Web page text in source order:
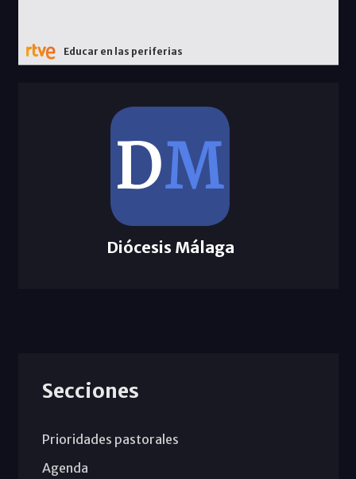
Educar en las periferias
Diócesis Málaga
Secciones
Prioridades pastorales
Agenda